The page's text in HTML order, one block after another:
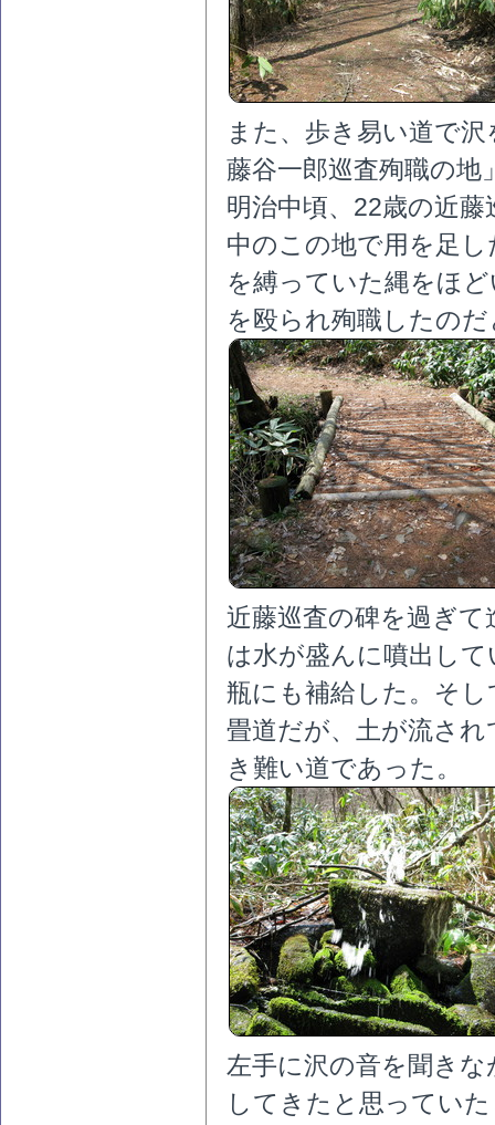
また、歩き易い道で
藤谷一郎巡査殉職の
明治中頃、22歳の近
中のこの地で用を足
を縛っていた縄をほ
を殴られ殉職したの
近藤巡査の碑を過ぎ
は水が盛んに噴出し
瓶にも補給した。そ
畳道だが、土が流さ
き難い道であった。
左手に沢の音を聞き
してきたと思ってい